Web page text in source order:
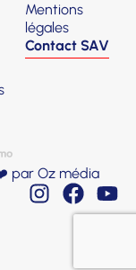
Mentions
légales
Contact SAV
par Oz média